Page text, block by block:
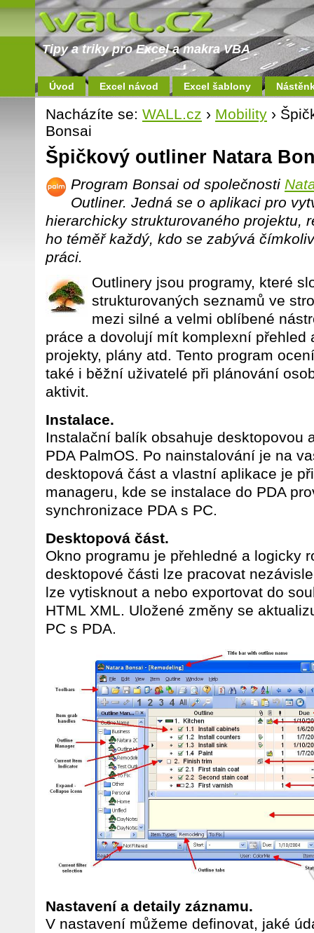
Tipy a triky pro Excel a makra VBA
Úvod Excel návod Excel šablony
Nacházíte se: WALL.cz › Mobility ›
Bonsai
Špičkový outliner Natara
Program Bonsai od společnosti
Outliner. Jedná se o aplikaci pro
hierarchicky strukturovaného projektu,
ho téměř každý, kdo se zabývá
práci.
Outlinery jsou programy, které
strukturovaných seznamů ve
mezi silné a velmi oblíbené
práce a dovolují mít komplexní přehled
projekty, plány atd. Tento program
také i běžní uživatelé při plánování
aktivit.
Instalace.
Instalační balík obsahuje desktopovou
PDA PalmOS. Po nainstalování je na
desktopová část a vlastní aplikace je
manageru, kde se instalace do PDA
synchronizace PDA s PC.
Desktopová část.
Okno programu je přehledné a logicky
desktopové části lze pracovat
lze vytisknout a nebo exportovat do
HTML XML. Uložené změny se
PC s PDA.
Nastavení a detaily záznamu.
V nastavení můžeme definovat, jaké